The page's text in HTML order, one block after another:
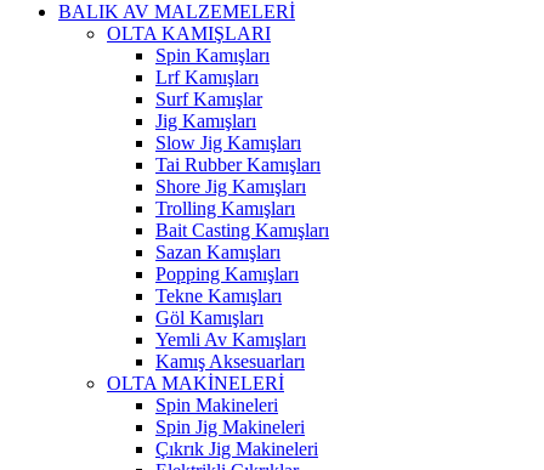
BALIK AV MALZEMELERİ
OLTA KAMIŞLARI
Spin Kamışları
Lrf Kamışları
Surf Kamışlar
Jig Kamışları
Slow Jig Kamışları
Tai Rubber Kamışları
Shore Jig Kamışları
Trolling Kamışları
Bait Casting Kamışları
Sazan Kamışları
Popping Kamışları
Tekne Kamışları
Göl Kamışları
Yemli Av Kamışları
Kamış Aksesuarları
OLTA MAKİNELERİ
Spin Makineleri
Spin Jig Makineleri
Çıkrık Jig Makineleri